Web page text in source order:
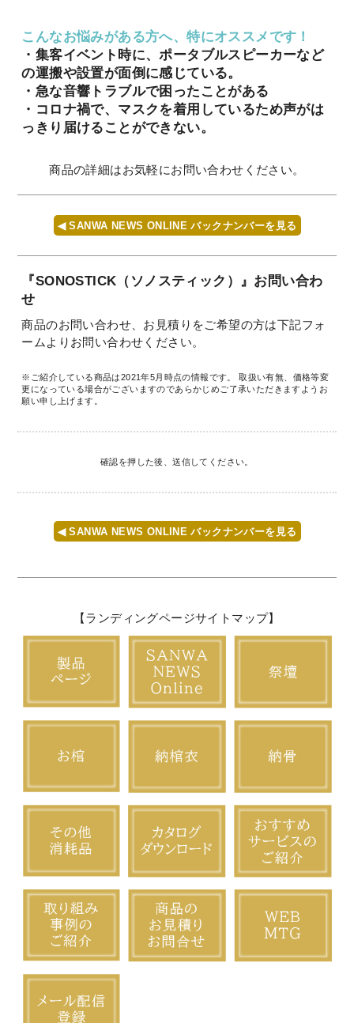
こんなお悩みがある方へ、特にオススメです！
・集客イベント時に、ポータブルスピーカーなど
の運搬や設置が面倒に感じている。
・急な音響トラブルで困ったことがある
・コロナ禍で、マスクを着用しているため声がは
っきり届けることができない。
商品の詳細はお気軽にお問い合わせください。
◀ SANWA NEWS ONLINE バックナンバーを見る
『SONOSTICK（ソノスティック）』お問い合わ
せ
商品のお問い合わせ、お見積りをご希望の方は下記フォ
ームよりお問い合わせください。
※ご紹介している商品は2021年5月時点の情報です。
取扱い有無、価格等変
更になっている場合がございますのであらかじめご了承いただきますようお
願い申し上げます。
確認を押した後、送信してください。
◀ SANWA NEWS ONLINE バックナンバーを見る
【ランディングページサイトマップ】